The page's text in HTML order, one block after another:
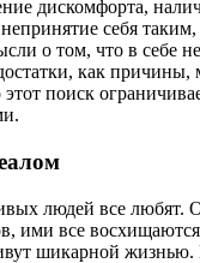
дискомфорта,
себя таким,
о том, что в себе
как
поиск
людей все любят.
ими все
шикарной